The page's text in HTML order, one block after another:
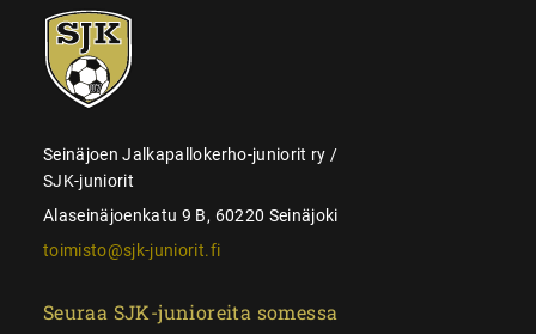
SJK-
juniorit
Seinäjoen Jalkapallokerho-juniorit ry /
SJK-juniorit
Alaseinäjoenkatu 9 B, 60220 Seinäjoki
toimisto@sjk-juniorit.fi
Seuraa SJK-junioreita somessa